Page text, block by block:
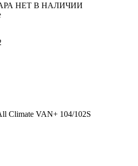
НЕТ В НАЛИЧИИ
Climate VAN+ 104/102S